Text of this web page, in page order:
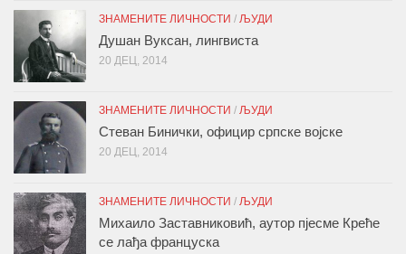
ЗНАМЕНИТЕ ЛИЧНОСТИ / ЉУДИ
Душан Вуксан, лингвиста
20 ДЕЦ, 2014
ЗНАМЕНИТЕ ЛИЧНОСТИ / ЉУДИ
Стеван Бинички, официр српске војске
20 ДЕЦ, 2014
ЗНАМЕНИТЕ ЛИЧНОСТИ / ЉУДИ
Михаило Заставниковић, аутор пјесме Креће
се лађа француска